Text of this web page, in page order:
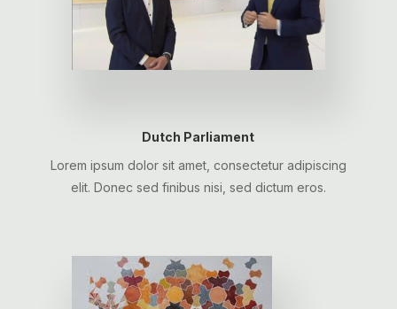
Dutch Parliament
Lorem ipsum dolor sit amet, consectetur adipiscing
elit. Donec sed finibus nisi, sed dictum eros.